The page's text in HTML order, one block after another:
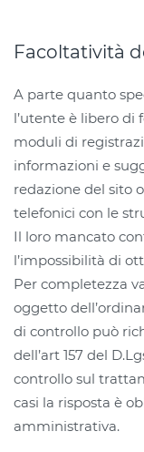
Facoltatività
A parte quanto
l’utente è libero
moduli di
informazioni e
redazione del sito
telefonici con le
Il loro mancato
l’impossibilità di
Per completezza
oggetto
di controllo può
dell’art 157 del
controllo sul
casi la risposta è
amministrativa.